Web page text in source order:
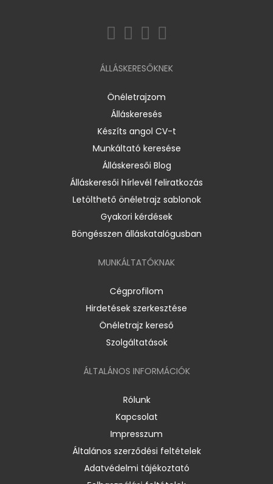
ÁLLÁSKERESŐKNEK
Önéletrajzom
Álláskeresés
Készíts angol CV-t
Munkáltató keresése
Álláskeresői Blog
Álláskeresői hírlevél feliratkozás
Letölthető önéletrajz sablonok
Gyakori kérdések
Böngésszen álláskatalógusban
MUNKÁLTATÓKNAK
Cégprofilom
Hirdetések szerkesztése
Önéletrajz kereső
Szolgáltatások
ÁLTALÁNOS INFORMÁCIÓK
Rólunk
Kapcsolat
Impresszum
Általános szerződési feltételek
Adatvédelmi tájékoztató